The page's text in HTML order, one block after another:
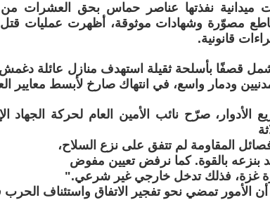
ميدانية نفذتها عناصر حماس بحق العشرات
مصوّرة وشهادات موثوقة، أظهرت عمليات
قانونية.
قصفًا بأسلحة ثقيلة استهدف منازل عائلة
ودمار واسع، في انتهاك صارخ لأبسط معايير
الأدوار، صرّح نائب الأمين العام لحركة الجهاد
فصائل المقاومة لم تتفق على نزع السلاح،
بنزعه بالقوة. كما نرفض تعيين مفوض
غزة، فذلك تدخل خارجي غير شرعي."
أن الأمور تمضي نحو تفجير الاتفاق واستئناف